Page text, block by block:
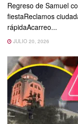
Regreso de Samuel
fiestaReclamos
rápidaAcarreo...
JULIO 20, 2026